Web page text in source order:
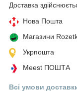
Доставка
Нова Пошта
Магазини
Укрпошта
Meest ПОШТА
Всі умови